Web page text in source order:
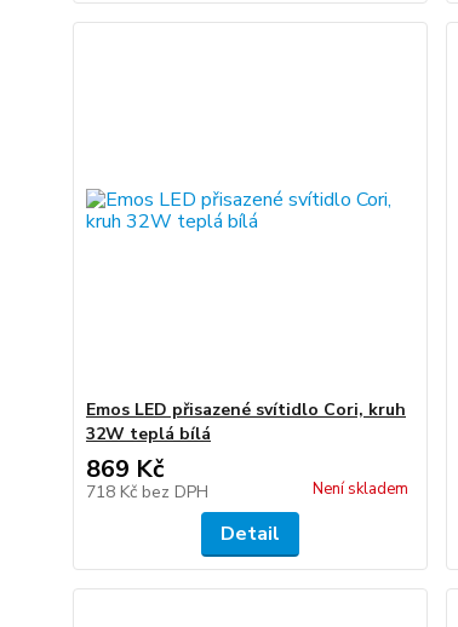
Emos LED přisazené svítidlo Cori, kruh
32W teplá bílá
869 Kč
718 Kč bez DPH Není skladem
Detail